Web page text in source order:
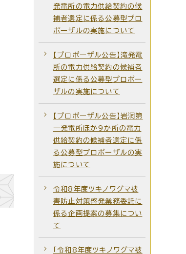
発電所の電力供給契約の候
補者選定に係る公募型プロ
ポーザルの実施について
【プロポーザル公告】滝発電
所の電力供給契約の候補者
選定に係る公募型プロポー
ザルの実施について
【プロポーザル公告】岩洞第
一発電所ほか9か所の電力
供給契約の候補者選定に係
る公募型プロポーザルの実
施について
令和8年度ツキノワグマ被
害防止対策啓発業務委託に
係る企画提案の募集につい
て
「令和8年度ツキノワグマ被